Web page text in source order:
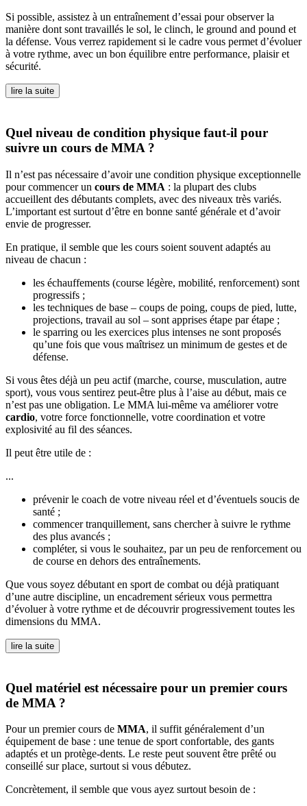
Si possible, assistez à un entraînement d’essai pour observer la
manière dont sont travaillés le sol, le clinch, le ground and pound et
la défense. Vous verrez rapidement si le cadre vous permet d’évoluer
à votre rythme, avec un bon équilibre entre performance, plaisir et
sécurité.
lire la suite
Quel niveau de condition physique faut-il pour
suivre un cours de MMA ?
Il n’est pas nécessaire d’avoir une condition physique exceptionnelle
pour commencer un cours de MMA : la plupart des clubs
accueillent des débutants complets, avec des niveaux très variés.
L’important est surtout d’être en bonne santé générale et d’avoir
envie de progresser.
En pratique, il semble que les cours soient souvent adaptés au
niveau de chacun :
les échauffements (course légère, mobilité, renforcement) sont
progressifs ;
les techniques de base – coups de poing, coups de pied, lutte,
projections, travail au sol – sont apprises étape par étape ;
le sparring ou les exercices plus intenses ne sont proposés
qu’une fois que vous maîtrisez un minimum de gestes et de
défense.
Si vous êtes déjà un peu actif (marche, course, musculation, autre
sport), vous vous sentirez peut-être plus à l’aise au début, mais ce
n’est pas une obligation. Le MMA lui-même va améliorer votre
cardio, votre force fonctionnelle, votre coordination et votre
explosivité au fil des séances.
Il peut être utile de :
...
prévenir le coach de votre niveau réel et d’éventuels soucis de
santé ;
commencer tranquillement, sans chercher à suivre le rythme
des plus avancés ;
compléter, si vous le souhaitez, par un peu de renforcement ou
de course en dehors des entraînements.
Que vous soyez débutant en sport de combat ou déjà pratiquant
d’une autre discipline, un encadrement sérieux vous permettra
d’évoluer à votre rythme et de découvrir progressivement toutes les
dimensions du MMA.
lire la suite
Quel matériel est nécessaire pour un premier cours
de MMA ?
Pour un premier cours de MMA, il suffit généralement d’un
équipement de base : une tenue de sport confortable, des gants
adaptés et un protège-dents. Le reste peut souvent être prêté ou
conseillé sur place, surtout si vous débutez.
Concrètement, il semble que vous ayez surtout besoin de :